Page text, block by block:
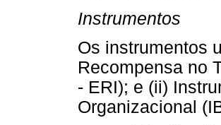
Instrumentos
Os instrumentos
Recompensa no
- ERI); e (ii)
Organizacional